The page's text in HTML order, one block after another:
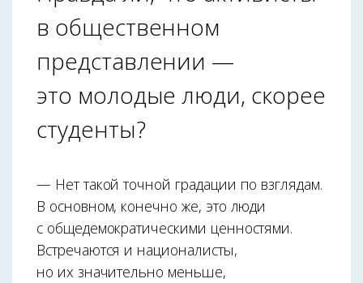
в общественном
представлении —
это молодые люди, скорее
студенты?
— Нет такой точной градации по взглядам.
В основном, конечно же, это люди
с общедемократическими ценностями.
Встречаются и националисты,
но их значительно меньше,